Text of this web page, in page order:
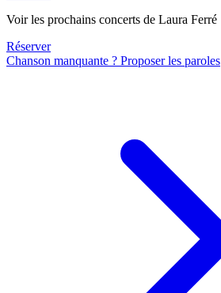
Voir les prochains concerts de Laura Ferré
Réserver
Chanson manquante ? Proposer les paroles